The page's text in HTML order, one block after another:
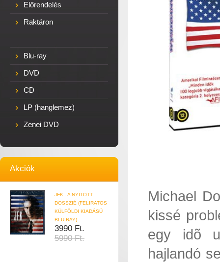
Előrendelés
Raktáron
Blu-ray
DVD
CD
LP (hanglemez)
Zenei DVD
Akciók
JFK - A NYITOTT
DOSSZIÉ (FELIRATOS
KÜLFÖLDI KIADÁSÚ
BLU-RAY)
3990 Ft.
5990 Ft.
Michael
kissé
egy idõ
hajlandó